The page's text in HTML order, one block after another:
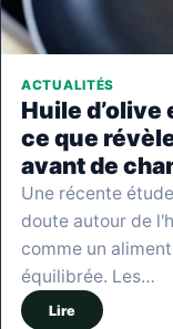
ACTUALITÉS
Huile d’olive
ce que
avant de
Une récente
doute autour de
comme un
équilibrée. Les…
Lire